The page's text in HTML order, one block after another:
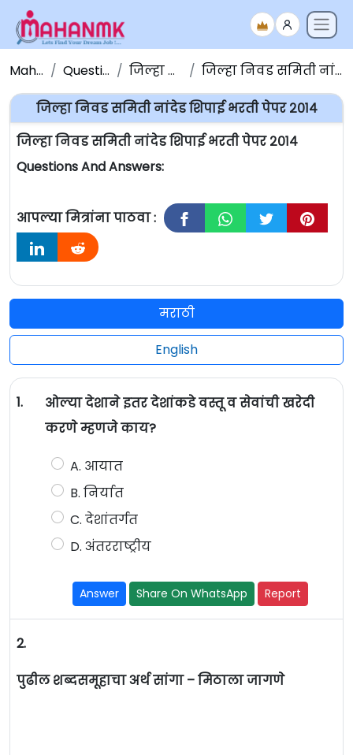
Maha NMK Question Papers जिल्हा निवड समिती जिल्हा निवड समिती नांदेड शिपाई भरती पेपर २०१४
जिल्हा निवड समिती नांदेड शिपाई भरती पेपर २०१४
जिल्हा निवड समिती नांदेड शिपाई भरती पेपर २०१४
Questions And Answers:
आपल्या मित्रांना पाठवा :
मराठी
English
1.
ओल्या देशाने इतर देशांकडे वस्तू व सेवांची खरेदी
करणे म्हणजे काय?
A. आयात
B. निर्यात
C. देशांतर्गत
D. अंतरराष्ट्रीय
Answer Share On WhatsApp Report
2.
पुढील शब्दसमूहाचा अर्थ सांगा – मिठाला जागणे